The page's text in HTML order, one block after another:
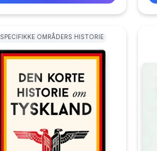
SPECIFIKKE OMRÅDERS HISTORIE